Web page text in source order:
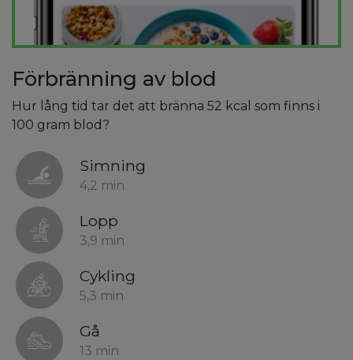
Förbränning av blod
Hur lång tid tar det att bränna 52 kcal som finns i
100 gram blod?
Simning
4,2 min
Lopp
3,9 min
Cykling
5,3 min
Gå
13 min